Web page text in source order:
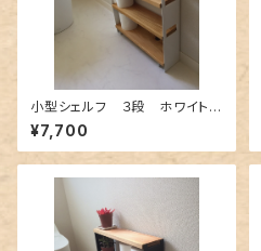
小型シェルフ ３段 ホワイト
（トイレ収納・小物ディスプレイ）
¥7,700